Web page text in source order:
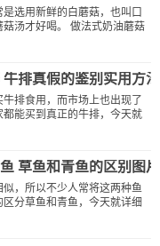
选用新鲜的白蘑菇，也叫口
汤才好喝。 做法式奶油蘑菇
白...
排真假的鉴别实用方法
排食用，而市场上也出现了
能买到真正的牛排，今天就
用方...
草鱼和青鱼的区别图片
，所以不少人常将这两种鱼
分草鱼和青鱼，今天就详细
说明草...